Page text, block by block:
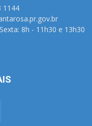
1144
8h - 11h30 e 13h30